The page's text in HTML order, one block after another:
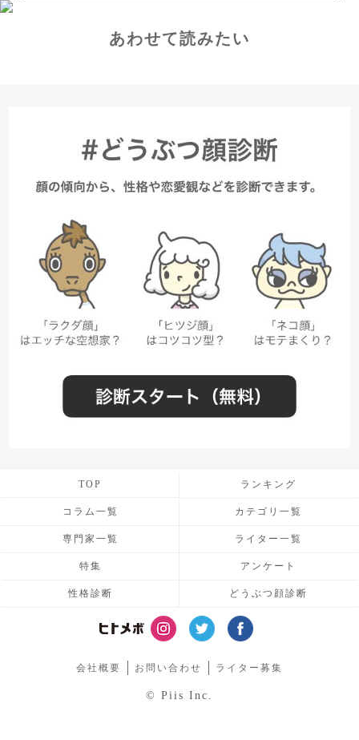
あわせて読みたい
TOP ランキング
コラム一覧 カテゴリ一覧
専門家一覧 ライター一覧
特集 アンケート
性格診断 どうぶつ顔診断
会社概要 お問い合わせ ライター募集
© Piis Inc.